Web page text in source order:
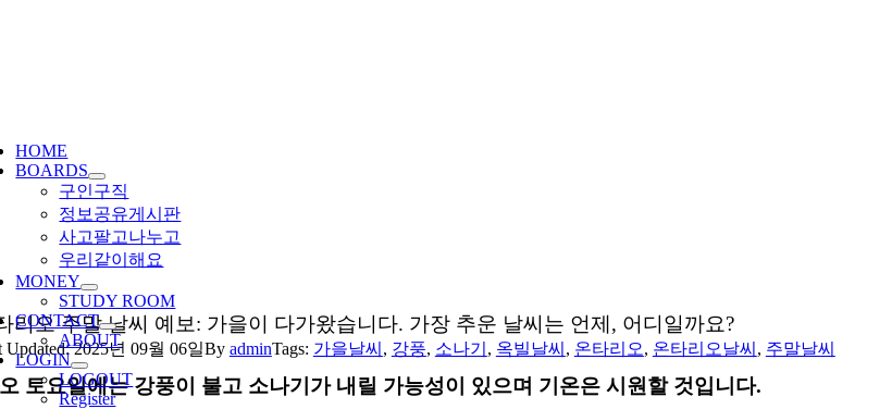
HOME
BOARDS
구인구직
정보공유게시판
사고팔고나누고
우리같이해요
MONEY
STUDY ROOM
CONTACT
ABOUT
LOGIN
LOGOUT
Register
리오 주말 날씨 예보: 가을이 다가왔습니다. 가장 추운 날씨는 언제, 어디일까요?
Updated: 2025년 09월 06일By adminTags: 가을날씨 , 강풍, 소나기 , 옥빌날씨 , 온타리오, 온타리오날씨 , 주말날씨
토요일에는 강풍이 불고 소나기가 내릴 가능성이 있으며 기온은 시원할 것입니다.